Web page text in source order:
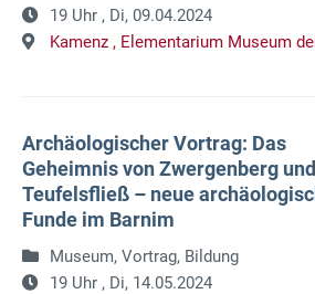
19 Uhr , Di, 09.04.2024
Kamenz , Elementarium Museum
Archäologischer Vortrag: Das
Geheimnis von Zwergenberg und
Teufelsfließ – neue
Funde im Barnim
Museum, Vortrag, Bildung
19 Uhr , Di, 14.05.2024